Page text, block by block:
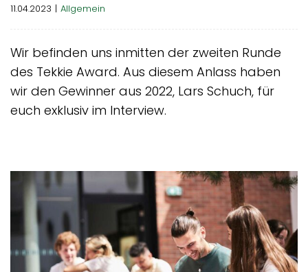
11.04.2023 | Allgemein
Wir befinden uns inmitten der zweiten Runde
des Tekkie Award. Aus diesem Anlass haben
wir den Gewinner aus 2022, Lars Schuch, für
euch exklusiv im Interview.